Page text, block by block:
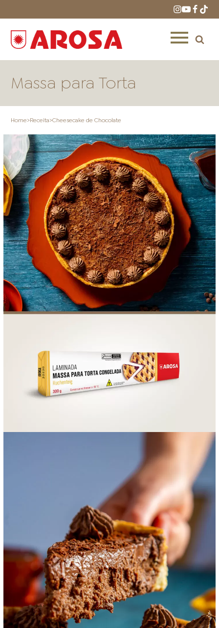
ONDE COMPRAR LOJAS AROSA
DISTRIBUIDORES E
REPRESENTANTES
FOOD SERVICE EMPRESA AGENDA DE CURSOS
INVERNO SAC ACESSO PARA PARCEIROS
Massa para Torta
Home>Receita>Cheesecake de Chocolate